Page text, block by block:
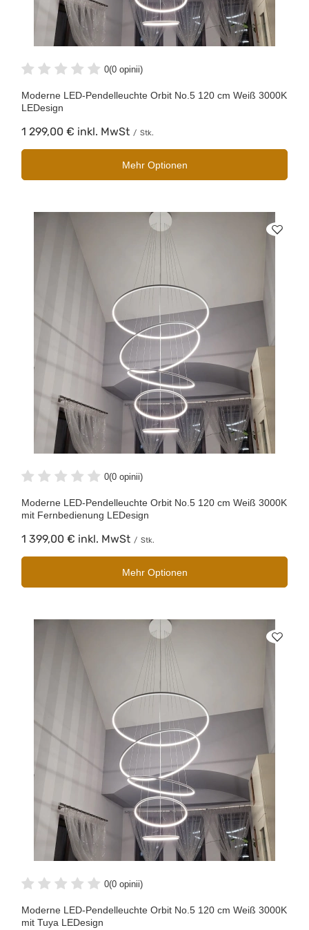
0(0 opinii)
Moderne LED-Pendelleuchte Orbit No.5 120 cm Weiß 3000K
LEDesign
1 299,00 € inkl. MwSt / Stk.
Mehr Optionen
0(0 opinii)
Moderne LED-Pendelleuchte Orbit No.5 120 cm Weiß 3000K
mit Fernbedienung LEDesign
1 399,00 € inkl. MwSt / Stk.
Mehr Optionen
0(0 opinii)
Moderne LED-Pendelleuchte Orbit No.5 120 cm Weiß 3000K
mit Tuya LEDesign